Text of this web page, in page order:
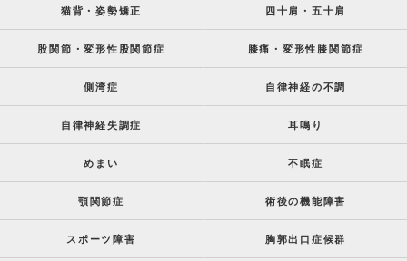
猫背・姿勢矯正 四十肩・五十肩
股関節・変形性股関節症 膝痛・変形性膝関節症
側湾症 自律神経の不調
自律神経失調症 耳鳴り
めまい 不眠症
顎関節症 術後の機能障害
スポーツ障害 胸郭出口症候群